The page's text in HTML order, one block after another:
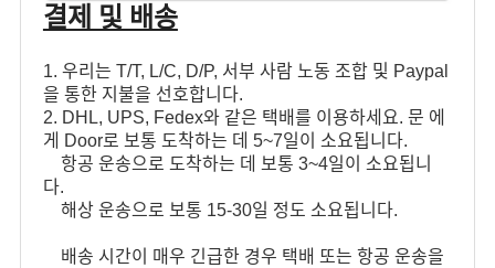
결제 및 배송
1. 우리는 T/T, L/C, D/P, 서부 사람 노동 조합 및 Paypal
을 통한 지불을 선호합니다.
2. DHL, UPS, Fedex와 같은 택배를 이용하세요. 문 에
게 Door로 보통 도착하는 데 5~7일이 소요됩니다.
항공 운송으로 도착하는 데 보통 3~4일이 소요됩니
다.
해상 운송으로 보통 15-30일 정도 소요됩니다.
배송 시간이 매우 긴급한 경우 택배 또는 항공 운송을